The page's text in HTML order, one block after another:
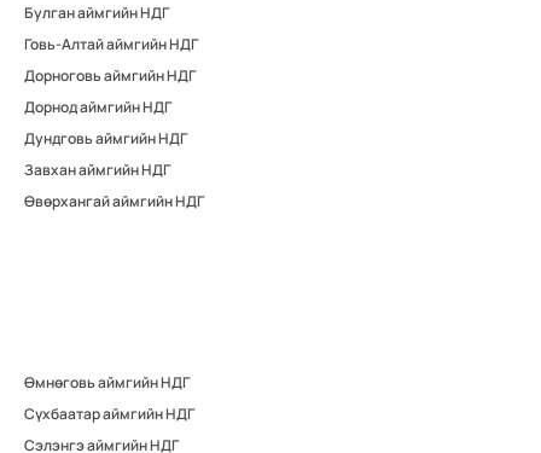
Булган аймгийн НДГ
Говь-Алтай аймгийн НДГ
Дорноговь аймгийн НДГ
Дорнод аймгийн НДГ
Дундговь аймгийн НДГ
Завхан аймгийн НДГ
Өвөрхангай аймгийн НДГ
Өмнөговь аймгийн НДГ
Сүхбаатар аймгийн НДГ
Сэлэнгэ аймгийн НДГ